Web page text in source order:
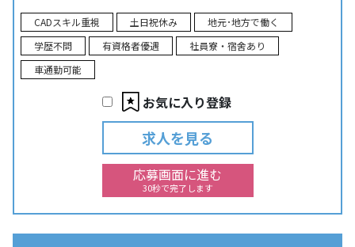
CADスキル重視 土日祝休み
地元･地方で働く
学歴不問
有資格者優遇
社員寮・宿舍あり
車通勤可能
お気に入り登録
求人を見る
応募画面に進む
30秒で完了します